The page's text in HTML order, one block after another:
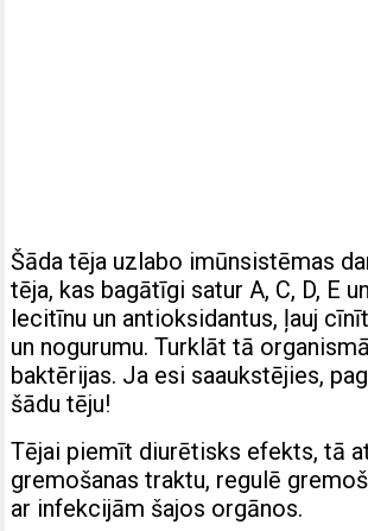
Šāda tēja uzlabo imūnsistēmas
tēja, kas bagātīgi satur A, C, D, E
lecitīnu un antioksidantus, ļauj
un nogurumu. Turklāt tā
baktērijas. Ja esi saaukstējies,
šādu tēju!
Тējai piemīt diurētisks efekts, tā
gremošanas traktu, regulē
ar infekcijām šajos orgānos.